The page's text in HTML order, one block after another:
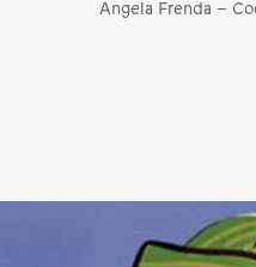
Angela Frenda –